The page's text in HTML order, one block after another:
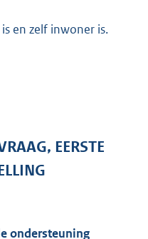
en zelf inwoner is.
EERSTE
ondersteuning